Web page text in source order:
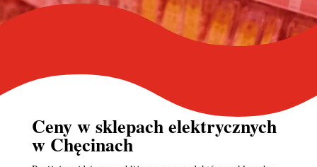
Ceny wsklepach elektrycznych
w Chęcinach